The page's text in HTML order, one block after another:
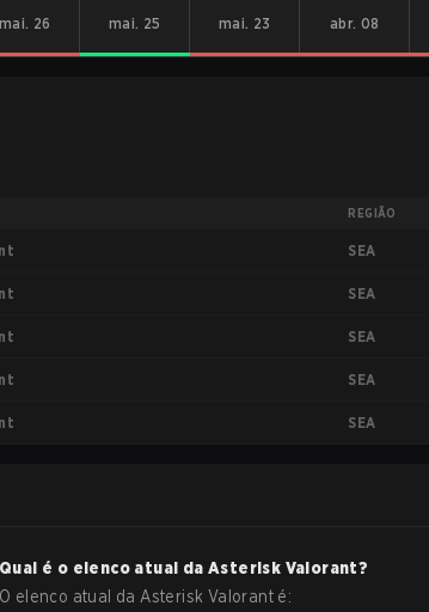
mai. 26
mai. 25
mai. 23
abr. 08
REGIÃO
SEA
SEA
SEA
SEA
SEA
Qual é o elenco atual da Asterisk Valorant?
O elenco atual da Asterisk Valorant é: